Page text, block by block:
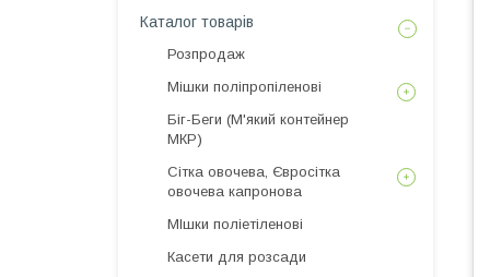
Каталог товарів
Розпродаж
Мішки поліпропіленові
Біг-Беги (М'який контейнер
МКР)
Сітка овочева, Євросітка
овочева капронова
МІшки поліетіленові
Касети для розсади